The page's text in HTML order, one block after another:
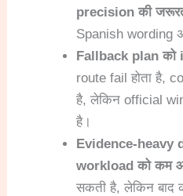
precision की
Spanish wording
Fallback plan को
route fail होता है,
है, लेकिन official
है।
Evidence-heavy
workload को कम
सकती है, लेकिन बाद